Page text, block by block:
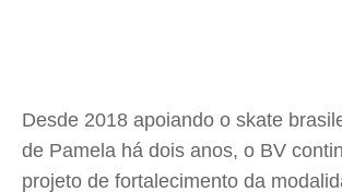
Desde 2018 apoiando o skate
de Pamela há dois anos, o BV
projeto de fortalecimento da